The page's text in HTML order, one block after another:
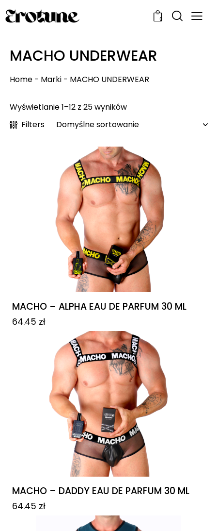
0
MACHO UNDERWEAR
Home - Marki - MACHO UNDERWEAR
Wyświetlanie 1–12 z 25 wyników
Filters
MACHO – ALPHA EAU DE PARFUM 30 ML
64.45 zł
MACHO – DADDY EAU DE PARFUM 30 ML
64.45 zł